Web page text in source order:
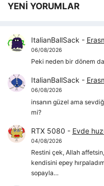
YENİ YORUMLAR
ItalianBallSack -
06/08/2026
Peki neden bir dönem
ItalianBallSack -
06/08/2026
insanın güzel ama
mi?
RTX 5080 - Evde
04/08/2026
Restini çek, Allah
kendisini epey
sopayla…